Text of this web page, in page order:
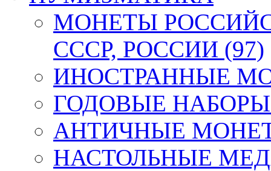
МОНЕТЫ
СССР, РОССИИ (97)
ИНОСТРАННЫЕ
ГОДОВЫЕ НАБОРЫ
АНТИЧНЫЕ
НАСТОЛЬНЫЕ